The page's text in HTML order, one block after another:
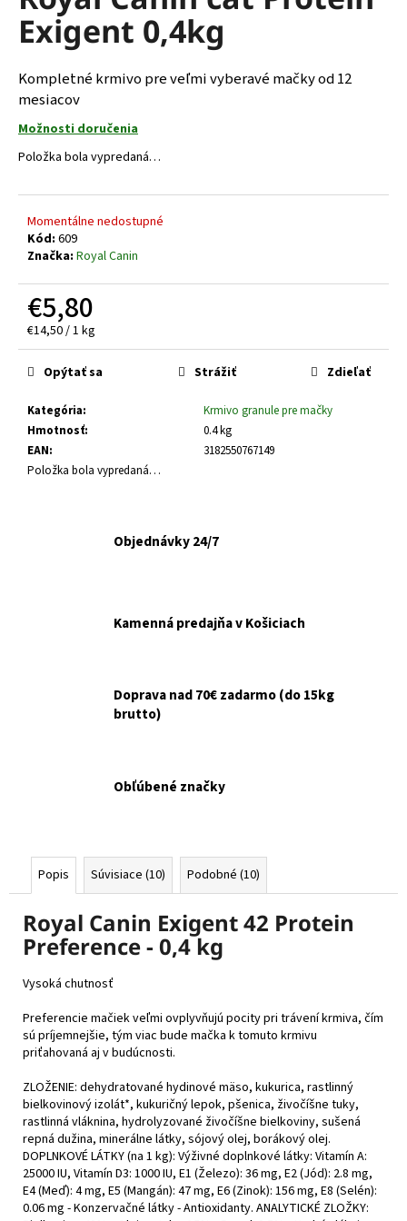
0,0
hviezdičiek.
Exigent 0,4kg
Kompletné krmivo pre veľmi vyberavé mačky od 12
mesiacov
Možnosti doručenia
Položka bola vypredaná…
Momentálne nedostupné
Kód: 609
Značka: Royal Canin
€5,80
Jednotková
cena:
€14,50 / 1 kg
Kategória:
Krmivo granule pre mačky
Hmotnosť:
0.4 kg
EAN:
3182550767149
Položka bola vypredaná…
Opýtať sa Strážiť Zdieľať
Objednávky 24/7
Kamenná predajňa v Košiciach
Doprava nad 70€ zadarmo (do 15kg
brutto)
Obľúbené značky
Popis Súvisiace (10) Podobné (10)
Royal Canin Exigent 42 Protein
Preference - 0,4 kg
Vysoká chutnosť
Preferencie mačiek veľmi ovplyvňujú pocity pri trávení krmiva, čím
sú príjemnejšie, tým viac bude mačka k tomuto krmivu
priťahovaná aj v budúcnosti.
ZLOŽENIE: dehydratované hydinové mäso, kukurica, rastlinný
bielkovinový izolát*, kukuričný lepok, pšenica, živočíšne tuky,
rastlinná vláknina, hydrolyzované živočíšne bielkoviny, sušená
repná dužina, minerálne látky, sójový olej, borákový olej.
DOPLNKOVÉ LÁTKY (na 1 kg): Výživné doplnkové látky: Vitamín A:
25000 IU, Vitamín D3: 1000 IU, E1 (Železo): 36 mg, E2 (Jód): 2.8 mg,
E4 (Meď): 4 mg, E5 (Mangán): 47 mg, E6 (Zinok): 156 mg, E8 (Selén):
0.06 mg - Konzervačné látky - Antioxidanty. ANALYTICKÉ ZLOŽKY:
á
j
s
ť
?
O
d
p
o
a
m
e